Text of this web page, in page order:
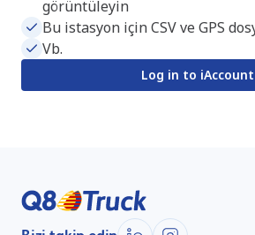
görüntüleyin
Bu istasyon için CSV ve GPS
Vb.
Log in to iAccount